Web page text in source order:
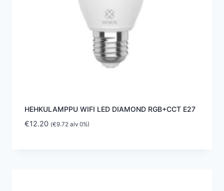
HEHKULAMPPU WIFI LED DIAMOND RGB+CCT E27
€12.20 (€9.72alv 0%)